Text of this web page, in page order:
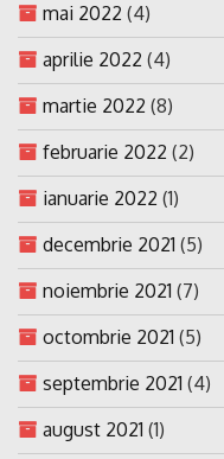
mai 2022 (4)
aprilie 2022 (4)
martie 2022 (8)
februarie 2022 (2)
ianuarie 2022 (1)
decembrie 2021 (5)
noiembrie 2021 (7)
octombrie 2021 (5)
septembrie 2021 (4)
august 2021 (1)